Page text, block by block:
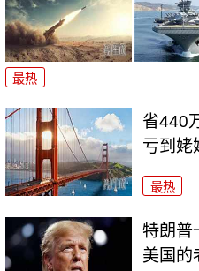
最热
省440
亏到姥
最热
特朗普
美国的